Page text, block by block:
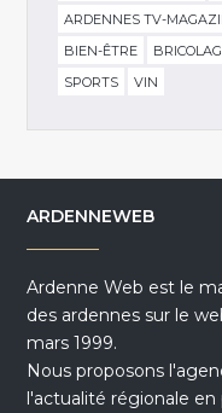
ARDENNES TV-
BIEN-ÊTRE
SPORTS
VIN
ARDENNEWEB
Ardenne Web est le
des ardennes sur le
mars 1999.
Nous proposons
l'actualité régionale en